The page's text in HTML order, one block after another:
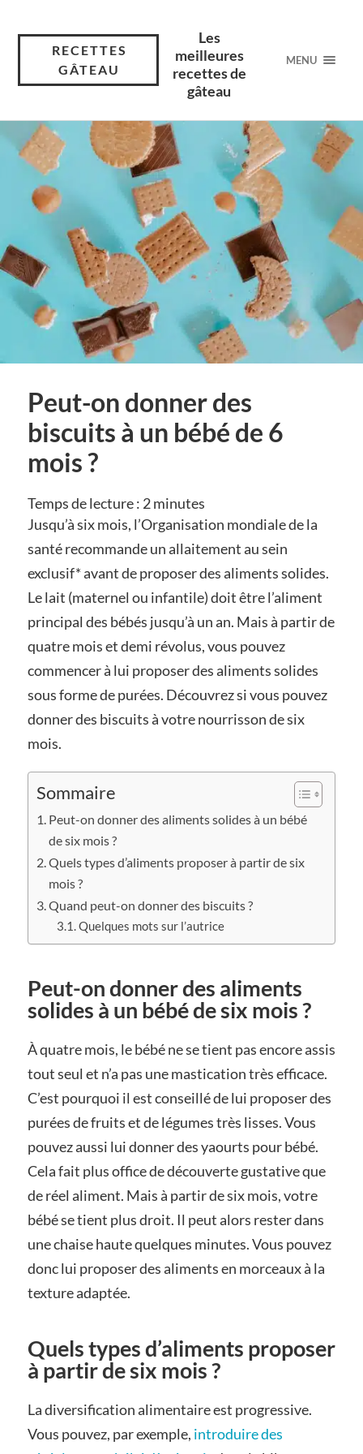
RECETTES
GÂTEAU
Les
meilleures
recettes de
gâteau
MENU
Peut-on donner des
biscuits à un bébé de 6
mois ?
Temps de lecture : 2 minutes
Jusqu’à six mois, l’Organisation mondiale de la
santé recommande un allaitement au sein
exclusif* avant de proposer des aliments solides.
Le lait (maternel ou infantile) doit être l’aliment
principal des bébés jusqu’à un an. Mais à partir de
quatre mois et demi révolus, vous pouvez
commencer à lui proposer des aliments solides
sous forme de purées. Découvrez si vous pouvez
donner des biscuits à votre nourrisson de six
mois.
Sommaire
Peut-on donner des aliments solides à un bébé
de six mois ?
Quels types d’aliments proposer à partir de six
mois ?
Quand peut-on donner des biscuits ?
Quelques mots sur l’autrice
Peut-on donner des aliments
solides à un bébé de six mois ?
À quatre mois, le bébé ne se tient pas encore assis
tout seul et n’a pas une mastication très efficace.
C’est pourquoi il est conseillé de lui proposer des
purées de fruits et de légumes très lisses. Vous
pouvez aussi lui donner des yaourts pour bébé.
Cela fait plus office de découverte gustative que
de réel aliment. Mais à partir de six mois, votre
bébé se tient plus droit. Il peut alors rester dans
une chaise haute quelques minutes. Vous pouvez
donc lui proposer des aliments en morceaux à la
texture adaptée.
Quels types d’aliments proposer
à partir de six mois ?
La diversification alimentaire est progressive.
Vous pouvez, par exemple, introduire des